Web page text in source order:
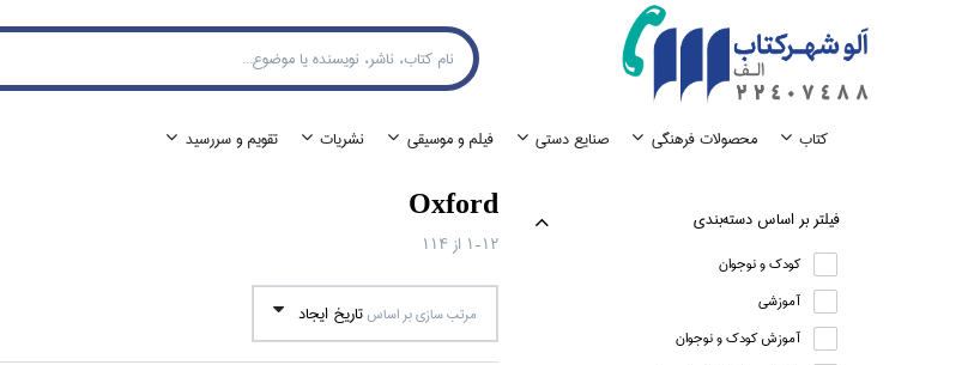
كتاب محصولات فرهنگي صنايع دستي فيلم و موسيقي نشريات تقويم و سررسيد
فيلتر بر اساس دسته‌بندي
كودك و نوجوان
آموزشي
آموزش كودك و نوجوان
Oxford
1-12 از 114
مرتب سازي بر اساس تاريخ ايجاد